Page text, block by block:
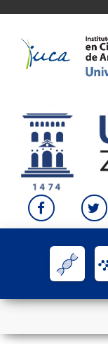
content